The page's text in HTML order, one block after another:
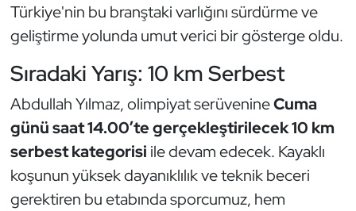
Türkiye'nin bu branştaki varlığını sürdürme ve
geliştirme yolunda umut verici bir gösterge oldu.
Sıradaki Yarış: 10 km Serbest
Abdullah Yılmaz, olimpiyat serüvenineCuma
günü saat 14.00’te gerçekleştirilecek 10 km
serbest kategorisi ile devam edecek. Kayaklı
koşunun yüksek dayanıklılık ve teknik beceri
gerektiren bu etabında sporcumuz, hem
Kayak
Kempo
Kick Boks
Kürek
Masa Tenisi